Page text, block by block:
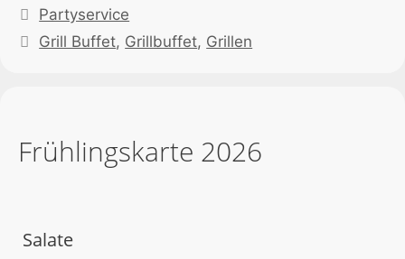
Kategorien
Partyservice
Schlagwörter
Grill Buffet, Grillbuffet, Grillen
Frühlingskarte 2026
Salate